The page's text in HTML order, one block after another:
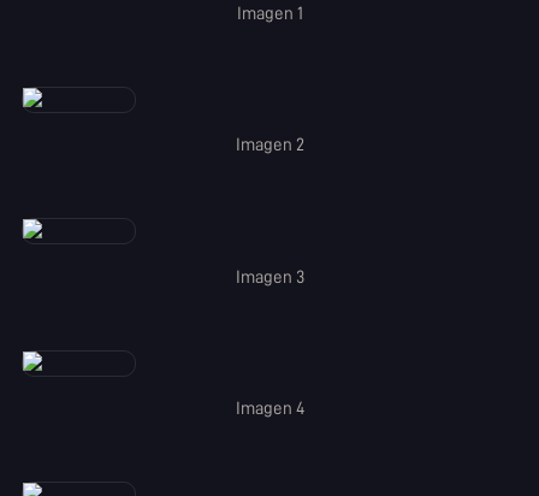
Imagen 1
Imagen 2
Imagen 3
Imagen 4